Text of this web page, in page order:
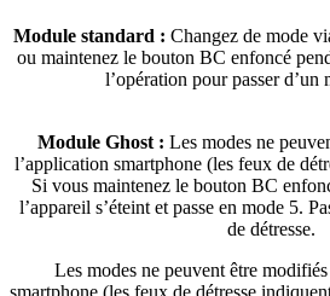
Module standard : Changez de mode
ou maintenez le bouton BC enfoncé
l’opération pour passer d’un
Module Ghost : Les modes ne
l’application smartphone (les feux de
Si vous maintenez le bouton BC
l’appareil s’éteint et passe en mode 5.
de détresse.
Les modes ne peuvent être
smartphone (les feux de détresse